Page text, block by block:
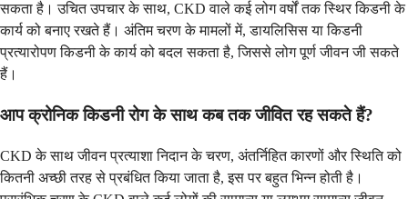
सकता है। उचित उपचार के साथ, CKD वाले कई लोग वर्षों तक स्थिर किडनी के
कार्य को बनाए रखते हैं। अंतिम चरण के मामलों में, डायलिसिस या किडनी
प्रत्यारोपण किडनी के कार्य को बदल सकता है, जिससे लोग पूर्ण जीवन जी सकते
हैं।
आप क्रोनिक किडनी रोग के साथ कब तक जीवित रह सकते हैं?
CKD के साथ जीवन प्रत्याशा निदान के चरण, अंतर्निहित कारणों और स्थिति को
कितनी अच्छी तरह से प्रबंधित किया जाता है, इस पर बहुत भिन्न होती है।